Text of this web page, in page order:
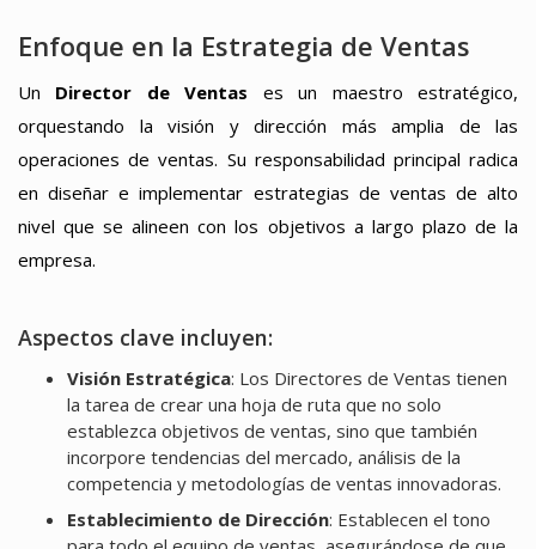
Enfoque en la Estrategia de Ventas
Un Director de Ventas es un maestro estratégico,
orquestando la visión y dirección más amplia de las
operaciones de ventas. Su responsabilidad principal radica
en diseñar e implementar estrategias de ventas de alto
nivel que se alineen con los objetivos a largo plazo de la
empresa.
Aspectos clave incluyen:
Visión Estratégica: Los Directores de Ventas tienen
la tarea de crear una hoja de ruta que no solo
establezca objetivos de ventas, sino que también
incorpore tendencias del mercado, análisis de la
competencia y metodologías de ventas innovadoras.
Establecimiento de Dirección: Establecen el tono